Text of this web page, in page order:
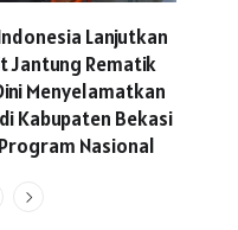
Lanjutkan
Jantung Rematik
Menyelamatkan
Kabupaten Bekasi
Nasional